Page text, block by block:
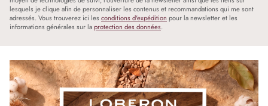
lesquels je clique afin de personnaliser les contenus et recommandations qui me sont
adressés. Vous trouverez ici les conditions d'expédition pour la newsletter et les
informations générales sur laprotection des données.